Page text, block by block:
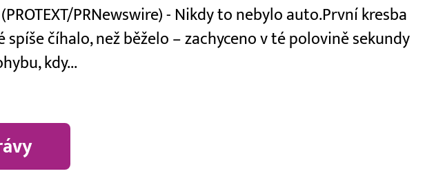
PRNewswire) - Nikdy to nebylo auto.První kresba
spíše číhalo, než běželo – zachyceno v té polovině sekundy
kdy...